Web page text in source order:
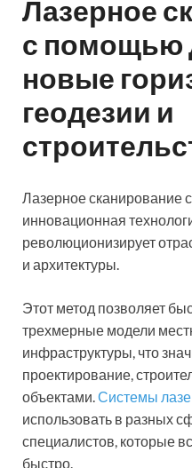
Лазерное
с помощью
новые
геодезии и
Лазерное сканирование
инновационная
революционизирует
и архитектуры.
Этот метод позволяет
трехмерные модели
инфраструктуры, что
проектирование,
объектами.Системы
использовать в разных
специалистов, которые
быстро.